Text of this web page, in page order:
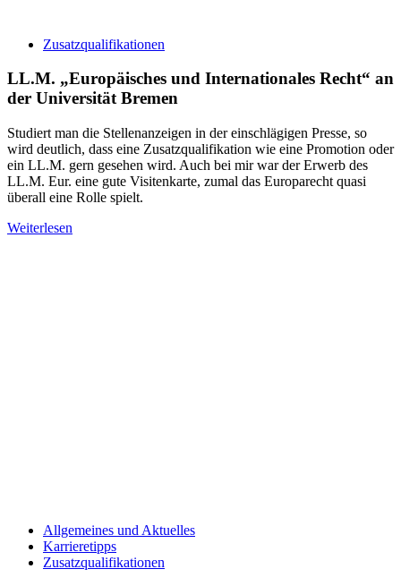
Zusatzqualifikationen
LL.M. „Europäisches und Internationales Recht“ an
der Universität Bremen
Studiert man die Stellenanzeigen in der einschlägigen Presse, so
wird deutlich, dass eine Zusatzqualifikation wie eine Promotion oder
ein LL.M. gern gesehen wird. Auch bei mir war der Erwerb des
LL.M. Eur. eine gute Visitenkarte, zumal das Europarecht quasi
überall eine Rolle spielt.
Weiterlesen
Allgemeines und Aktuelles
Karrieretipps
Zusatzqualifikationen